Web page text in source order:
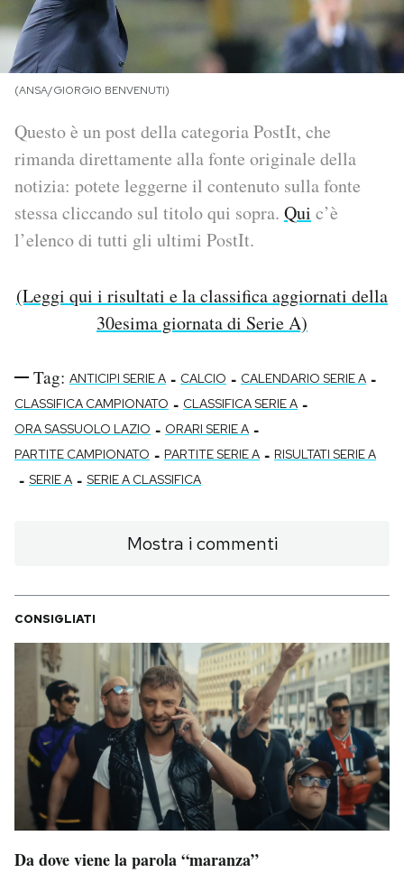
PODCAST
NEWSLETTER
I MIEI PREFERITI
SHOP
AREA PERSONALE
Area Personale
Hai bisogno di aiuto?
Esci
(ANSA/GIORGIO BENVENUTI)
Questo è un post della categoria PostIt, che
rimanda direttamente alla fonte originale della
notizia: potete leggerne il contenuto sulla fonte
stessa cliccando sul titolo qui sopra. Qui c’è
l’elenco di tutti gli ultimi PostIt.
(Leggi qui i risultati e la classifica aggiornati della
30esima giornata di Serie A)
Tag: ANTICIPI SERIE A - CALCIO - CALENDARIO SERIE A -
CLASSIFICA CAMPIONATO - CLASSIFICA SERIE A -
ORA SASSUOLO LAZIO - ORARI SERIE A -
PARTITE CAMPIONATO - PARTITE SERIE A - RISULTATI SERIE A
- SERIE A - SERIE A CLASSIFICA
Mostra i commenti
CONSIGLIATI
Da dove viene la parola “maranza”